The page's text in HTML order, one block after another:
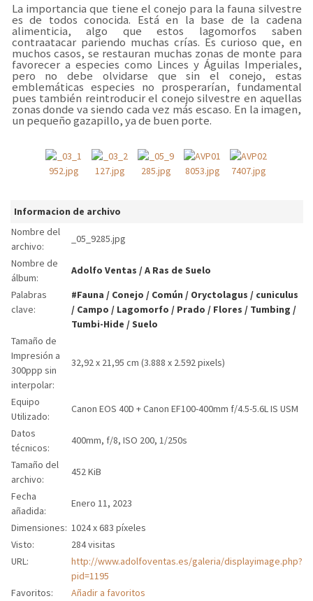
La importancia que tiene el conejo para la fauna silvestre
es de todos conocida. Está en la base de la cadena
alimenticia, algo que estos lagomorfos saben
contraatacar pariendo muchas crías. Es curioso que, en
muchos casos, se restauran muchas zonas de monte para
favorecer a especies como Linces y Águilas Imperiales,
pero no debe olvidarse que sin el conejo, estas
emblemáticas especies no prosperarían, fundamental
pues también reintroducir el conejo silvestre en aquellas
zonas donde va siendo cada vez más escaso. En la imagen,
un pequeño gazapillo, ya de buen porte.
Informacion de archivo
Nombre del
archivo:
_05_9285.jpg
Nombre de
álbum:
Adolfo Ventas /A Ras de Suelo
Palabras
clave:
#Fauna / Conejo / Común / Oryctolagus / cuniculus
/ Campo / Lagomorfo / Prado / Flores / Tumbing /
Tumbi-Hide /Suelo
Tamaño de
Impresión a
300ppp sin
interpolar:
32,92 x 21,95 cm (3.888 x 2.592 pixels)
Equipo
Utilizado:
Canon EOS 40D + Canon EF100-400mm f/4.5-5.6L IS USM
Datos
técnicos:
400mm, f/8, ISO 200, 1/250s
Tamaño del
archivo:
452 KiB
Fecha
añadida:
Enero 11, 2023
Dimensiones: 1024 x 683 píxeles
Visto:
284 visitas
URL:
http://www.adolfoventas.es/galeria/displayimage.php?
pid=1195
Favoritos:
Añadir a favoritos